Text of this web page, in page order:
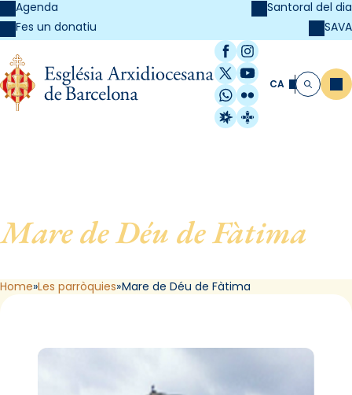
Agenda
Fes un donatiu
Santoral del dia
SAVA
Facebook
Instagram
X / Twitter
YouTube
WhatsApp
Flickr
Radio Estel
Catalunya
CA Cerca
Mare de Déu de Fàtima
Home Les parròquies Mare de Déu de Fàtima